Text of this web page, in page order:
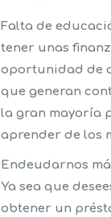
Falta de
tener unas
oportunidad de
que generan
la gran mayoría
aprender de los
Endeudarnos
Ya sea que
obtener un